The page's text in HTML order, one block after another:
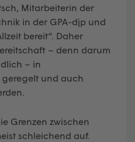
Mitarbeiterin der
in der GPA-djp und
bereit“. Daher
– denn darum
– in
und auch
Grenzen zwischen
schleichend auf.